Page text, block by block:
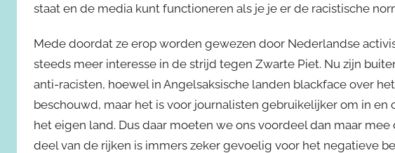
staat en de media kunt functioneren als je je er de racistische
Mede doordat ze erop worden gewezen door Nederlandse
steeds meer interesse in de strijd tegen Zwarte Piet. Nu zijn
anti-racisten, hoewel in Angelsaksische landen blackface over
beschouwd, maar het is voor journalisten gebruikelijker om in
het eigen land. Dus daar moeten we ons voordeel dan maar
deel van de rijken is immers zeker gevoelig voor het negatieve